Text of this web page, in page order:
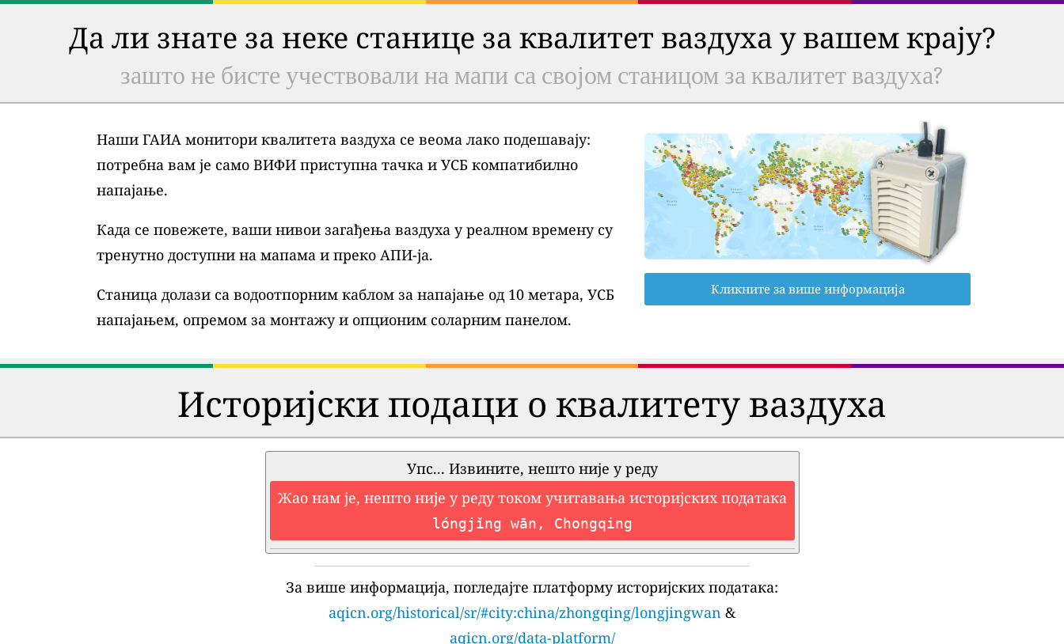
Да ли знате за неке станице за квалитет ваздуха у вашем крају?
зашто не бисте учествовали на мапи са својом станицом за квалитет ваздуха?
Наши ГАИА монитори квалитета ваздуха се веома лако подешавају:
потребна вам је само ВИФИ приступна тачка и УСБ компатибилно
напајање.
Када се повежете, ваши нивои загађења ваздуха у реалном времену су
тренутно доступни на мапама и преко АПИ-ја.
Станица долази са водоотпорним каблом за напајање од 10 метара, УСБ
напајањем, опремом за монтажу и опционим соларним панелом.
Кликните за више информација
Историјски подаци о квалитету ваздуха
Упс... Извините, нешто није у реду
Жао нам је, нешто није у реду током учитавања историјских података
lóngjǐng wān, Chongqing
За више информација, погледајте платформу историјских података:
aqicn.org/historical/sr/#city:china/zhongqing/longjingwan &
aqicn.org/data-platform/